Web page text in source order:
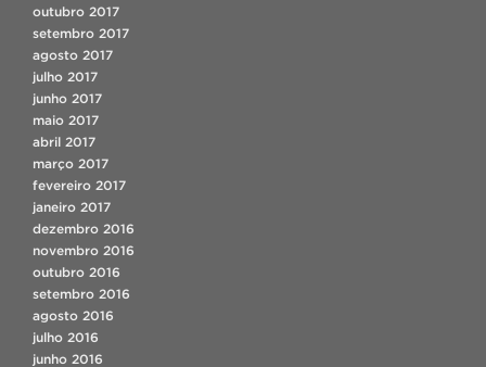
outubro 2017
setembro 2017
agosto 2017
julho 2017
junho 2017
maio 2017
abril 2017
março 2017
fevereiro 2017
janeiro 2017
dezembro 2016
novembro 2016
outubro 2016
setembro 2016
agosto 2016
julho 2016
junho 2016